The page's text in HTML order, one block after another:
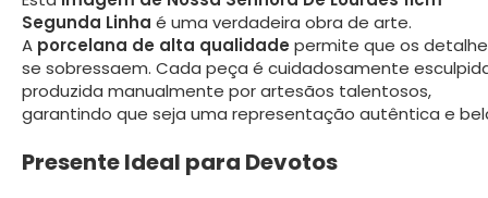
Segunda Linha é uma verdadeira obra de arte.
A porcelana de alta qualidade permite que os
se sobressaem. Cada peça é cuidadosamente
produzida manualmente por artesãos talentosos,
garantindo que seja uma representação autêntica e
Presente Ideal para Devotos